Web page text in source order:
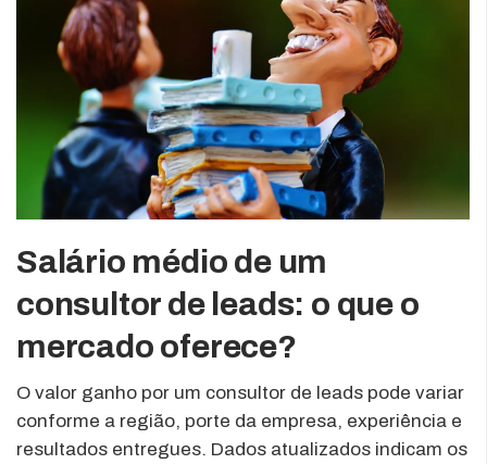
Salário médio de um
consultor de leads: o que o
mercado oferece?
O valor ganho por um consultor de leads pode variar
conforme a região, porte da empresa, experiência e
resultados entregues. Dados atualizados indicam os